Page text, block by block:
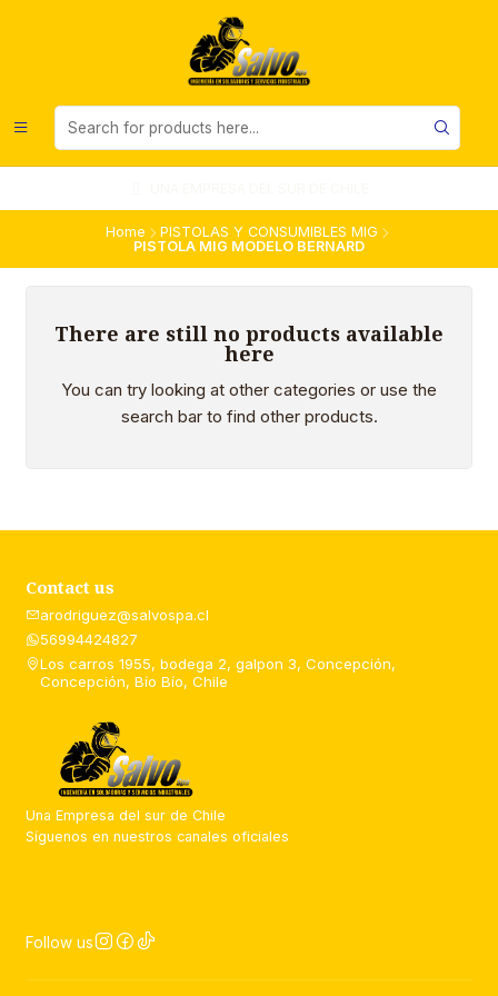
Home
PISTOLAS Y CONSUMIBLES MIG
PISTOLA MIG MODELO BERNARD
There are still no products available
here
You can try looking at other categories or use the
search bar to find other products.
Contact us
arodriguez@salvospa.cl
56994424827
Los carros 1955, bodega 2, galpon 3, Concepción,
Concepción, Bío Bío, Chile
Una Empresa del sur de Chile
Síguenos en nuestros canales oficiales
Follow us